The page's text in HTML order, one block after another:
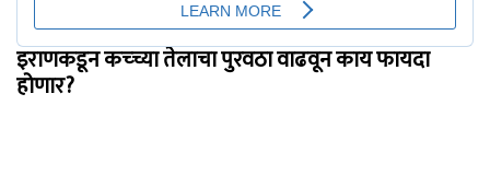
इराणकडून कच्च्या तेलाचा पुरवठा वाढवून काय फायदा
होणार?